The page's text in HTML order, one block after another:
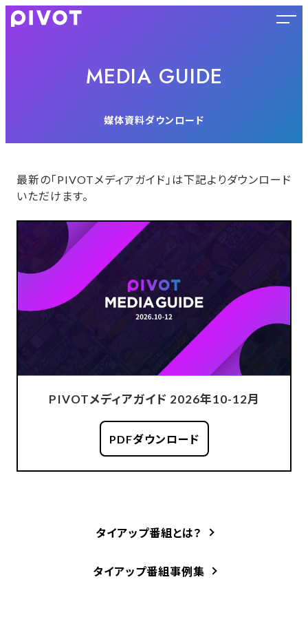
MEDIA GUIDE
媒体資料ダウンロード
最新の「PIVOTメディアガイド」は下記よりダウンロード
いただけます。
PIVOTメディアガイド 2026年10-12月
PDFダウンロード
タイアップ番組とは？
タイアップ番組事例集